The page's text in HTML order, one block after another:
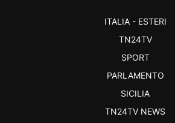
ITALIA - ESTERI
TN24TV
SPORT
PARLAMENTO
SICILIA
TN24TV NEWS